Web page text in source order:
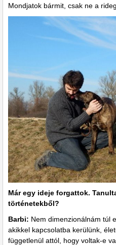
Mondjatok bármit, csak ne a
Már egy ideje forgattok.
történetekből?
Barbi: Nem dimenzionálnám túl
akikkel kapcsolatba kerülünk,
függetlenül attól, hogy voltak-e